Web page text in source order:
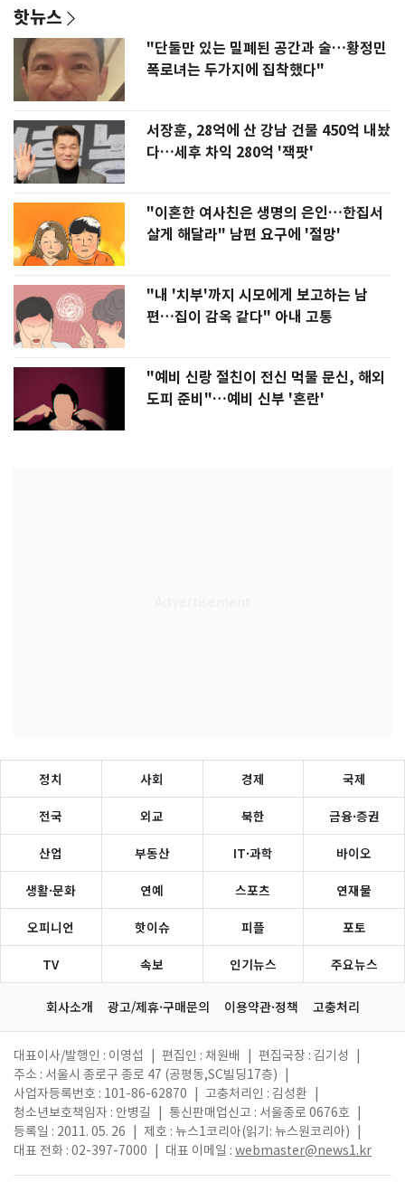
핫뉴스
"단둘만 있는 밀폐된 공간과 술…황정민
폭로녀는 두가지에 집착했다"
서장훈, 28억에 산 강남 건물 450억 내놨
다…세후 차익 280억 '잭팟'
"이혼한 여사친은 생명의 은인…한집서
살게 해달라" 남편 요구에 '절망'
"내 '치부'까지 시모에게 보고하는 남
편…집이 감옥 같다" 아내 고통
"예비 신랑 절친이 전신 먹물 문신, 해외
도피 준비"…예비 신부 '혼란'
정치 사회 경제 국제
전국 외교 북한 금융·증권
산업 부동산 IT·과학 바이오
생활·문화 연예 스포츠 연재물
오피니언 핫이슈 피플 포토
TV 속보 인기뉴스 주요뉴스
회사소개 광고/제휴·구매문의 이용약관·정책 고충처리
대표이사/발행인 : 이영섭 편집인 : 채원배 편집국장 : 김기성
주소 : 서울시 종로구 종로 47 (공평동,SC빌딩17층)
사업자등록번호 : 101-86-62870
고충처리인 : 김성환
청소년보호책임자 : 안병길
통신판매업신고 : 서울종로 0676호
등록일 : 2011. 05. 26
제호 : 뉴스1코리아(읽기: 뉴스원코리아)
대표 전화 : 02-397-7000
대표 이메일 : webmaster@news1.kr